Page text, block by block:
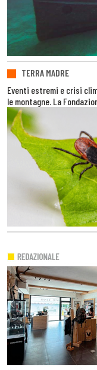
TERRA MADRE
Eventi estremi e crisi
le montagne. La